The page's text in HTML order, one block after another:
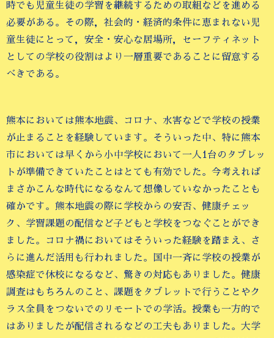
時でも児童生徒の学習を継続するための取組などを進める
必要がある。その際，社会的・経済的条件に恵まれない児
童生徒にとって，安全・安心な居場所，セーフティネット
としての学校の役割はより一層重要であることに留意する
べきである。
熊本においては熊本地震、コロナ、水害などで学校の授業
が止まることを経験しています。そういった中、特に熊本
市においては早くから小中学校において一人1台のタブレッ
トが準備できていたことはとても有効でした。今考えれば
まさかこんな時代になるなんて想像していなかったことも
確かです。熊本地震の際に学校からの安否、健康チェッ
ク、学習課題の配信など子どもと学校をつなぐことができ
ました。コロナ禍においてはそういった経験を踏まえ、さ
らに進んだ活用も行われました。国中一斉に学校の授業が
感染症で休校になるなど、驚きの対応もありました。健康
調査はもちろんのこと、課題をタブレットで行うことやク
ラス全員をつないでのリモートでの学活。授業も一方的で
はありましたが配信されるなどの工夫もありました。大学